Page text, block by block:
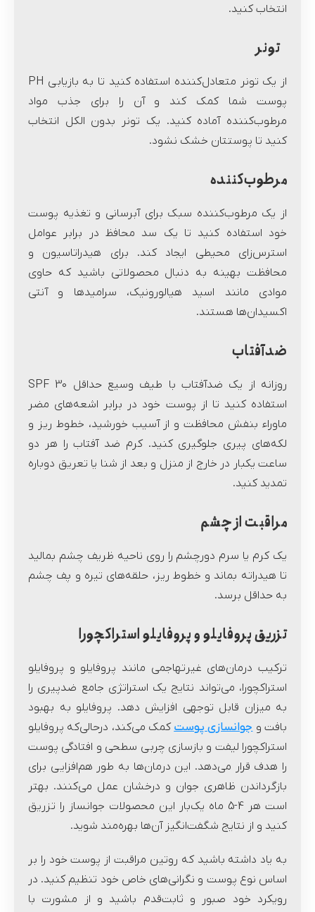
انتخاب کنید.
تونر
از یک تونر متعادل‌کننده استفاده کنید تا به بازیابی PH
پوست شما کمک کند و آن را برای جذب مواد
مرطوب‌کننده آماده کنید. یک تونر بدون الکل انتخاب
کنید تا پوستتان خشک نشود.
مرطوب‌کننده
از یک مرطوب‌کننده سبک برای آبرسانی و تغذیه پوست
خود استفاده کنید تا یک سد محافظ در برابر عوامل
استرس‌زای محیطی ایجاد کند. برای هیدراتاسیون و
محافظت بهینه به دنبال محصولاتی باشید که حاوی
موادی مانند اسید هیالورونیک، سرامیدها و آنتی
اکسیدان‌ها هستند.
ضدآفتاب
روزانه از یک ضدآفتاب با طیف وسیع حداقل SPF 30
استفاده کنید تا از پوست خود در برابر اشعه‌های مضر
ماوراء بنفش محافظت و از آسیب خورشید، خطوط ریز و
لکه‌های پیری جلوگیری کنید. کرم ضد آفتاب را هر دو
ساعت یکبار در خارج از منزل و بعد از شنا یا تعریق دوباره
تمدید کنید.
مراقبت از چشم
یک کرم یا سرم دورچشم را روی ناحیه ظریف چشم بمالید
تا هیدراته بماند و خطوط ریز، حلقه‌های تیره و پف چشم
به حداقل برسد.
تزریق پروفایلو و پروفایلو استراکچورا
ترکیب درمان‌های غیرتهاجمی مانند پروفایلو و پروفایلو
استراکچورا، می‌تواند نتایج یک استراتژی جامع ضدپیری را
به میزان قابل توجهی افزایش دهد. پروفایلو به بهبود
بافت و جوانسازی پوست کمک می‌کند، درحالی‌که پروفایلو
استراکچورا لیفت و بازسازی چربی سطحی و افتادگی پوست
را هدف قرار می‌دهد. این درمان‌ها به طور هم‌افزایی برای
بازگرداندن ظاهری جوان و درخشان عمل می‌کنند. بهتر
است هر 4-5 ماه یک‌بار این محصولات جوانساز را تزریق
کنید و از نتایج شگفت‌انگیز آن‌ها بهره‌مند شوید.
به یاد داشته باشید که روتین مراقبت از پوست خود را بر
اساس نوع پوست و نگرانی‌های خاص خود تنظیم کنید. در
رویکرد خود صبور و ثابت‌قدم باشید و از مشورت با